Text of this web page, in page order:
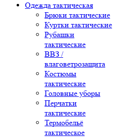
Одежда тактическая
Брюки тактические
Куртки тактические
Рубашки
тактические
ВВЗ /
влаговетрозащита
Костюмы
тактические
Головные уборы
Перчатки
тактические
Термобельё
тактическое